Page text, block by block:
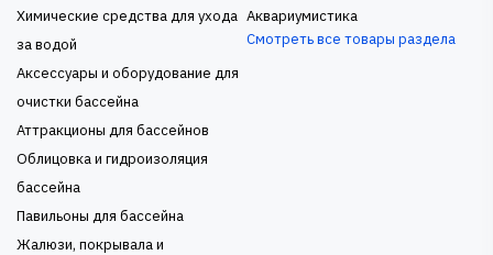
Химические средства для ухода
за водой
Аксессуары и оборудование для
очистки бассейна
Аттракционы для бассейнов
Облицовка и гидроизоляция
бассейна
Павильоны для бассейна
Жалюзи, покрывала и
Аквариумистика
Смотреть все товары раздела